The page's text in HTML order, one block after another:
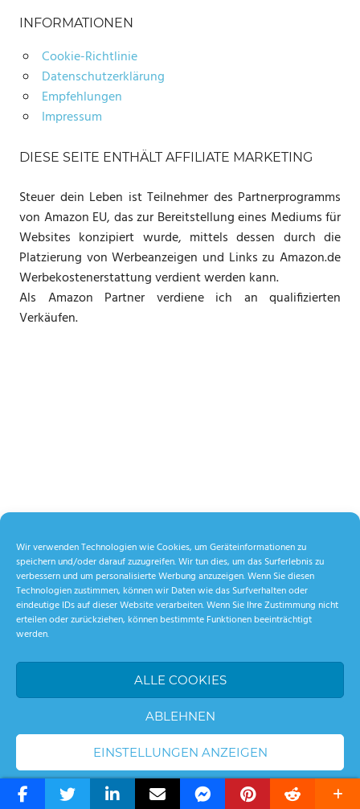
Wir verwenden Technologien wie Cookies, um Geräteinformationen zu
speichern und/oder darauf zuzugreifen. Wir tun dies, um das Surferlebnis zu
verbessern und um personalisierte Werbung anzuzeigen. Wenn Sie diesen
Technologien zustimmen, können wir Daten wie das Surfverhalten oder
eindeutige IDs auf dieser Website verarbeiten. Wenn Sie Ihre Zustimmung nicht
erteilen oder zurückziehen, können bestimmte Funktionen beeinträchtigt
werden.
ALLE COOKIES
ABLEHNEN
EINSTELLUNGEN ANZEIGEN
Cookie-Richtlinie Datenschutzerklärung
INFORMATIONEN
Cookie-Richtlinie
Datenschutzerklärung
Empfehlungen
Impressum
DIESE SEITE ENTHÄLT AFFILIATE MARKETING
Steuer dein Leben ist Teilnehmer des Partnerprogramms
von Amazon EU, das zur Bereitstellung eines Mediums für
Websites konzipiert wurde, mittels dessen durch die
Platzierung von Werbeanzeigen und Links zu Amazon.de
Werbekostenerstattung verdient werden kann.
Als Amazon Partner verdiene ich an qualifizierten
Verkäufen.
WordPress Theme: Palm Beach by ThemeZee.